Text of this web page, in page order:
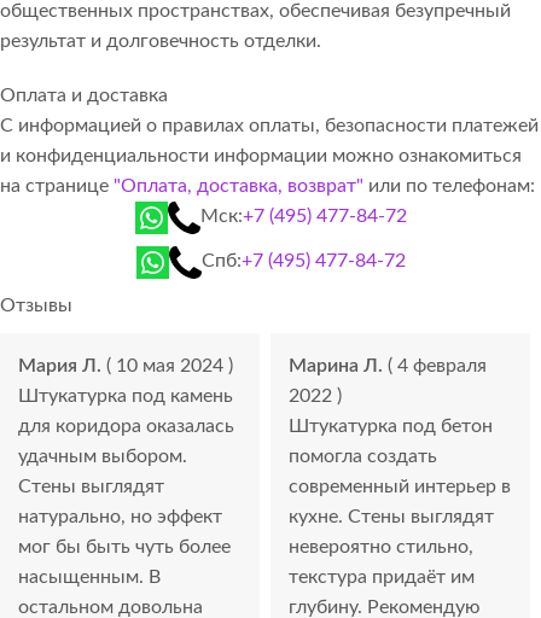
общественных пространствах, обеспечивая безупречный
результат и долговечность отделки.
Оплата и доставка
С информацией о правилах оплаты, безопасности платежей
и конфиденциальности информации можно ознакомиться
на странице "Оплата, доставка, возврат" или по телефонам:
Мск:+7 (495) 477-84-72
Спб:+7 (495) 477-84-72
Отзывы
Мария Л. ( 10 мая 2024 )
Штукатурка под камень
для коридора оказалась
удачным выбором.
Стены выглядят
натурально, но эффект
мог бы быть чуть более
насыщенным. В
остальном довольна
Марина Л. ( 4 февраля
2022 )
Штукатурка под бетон
помогла создать
современный интерьер в
кухне. Стены выглядят
невероятно стильно,
текстура придаёт им
глубину. Рекомендую